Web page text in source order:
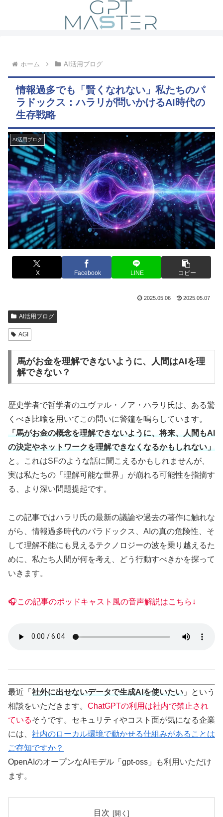
ホーム AI活用ブログ
情報過多でも「賢くなれない」私たちのパ
ラドックス：ハラリが問いかけるAI時代の
生存戦略
AI活用ブログ
X Facebook LINE コピー
2025.05.06 2025.05.07
AI活用ブログ
AGI
馬がお金を理解できないように、人間はAIを理
解できない？
歴史学者で哲学者のユヴァル・ノア・ハラリ氏は、ある驚
くべき比喩を用いてこの問いに警鐘を鳴らしています。
「馬がお金の概念を理解できないように、将来、人間もAI
の決定やネットワークを理解できなくなるかもしれない」
と。これはSFのような話に聞こえるかもしれませんが、
実は私たちの「理解可能な世界」が崩れる可能性を指摘す
る、より深い問題提起です。
この記事ではハラリ氏の最新の議論や過去の著作に触れな
がら、情報過多時代のパラドックス、AIの真の危険性、そ
して理解不能にも見えるテクノロジーの波を乗り越えるた
めに、私たち人間が何を考え、どう行動すべきかを探って
いきます。
🎧この記事のポッドキャスト風の音声解説はこちら↓
最近「 社外に出せないデータで生成AIを使いたい 」という
相談をいただきます。 ChatGPTの利用は社内で禁止され
ているそうです。セキュリティやコスト面が気になる企業
には、 社内のローカル環境で動かせる仕組みがあることは
ご存知ですか？
OpenAIのオープンなAIモデル「gpt-oss」も利用いただけ
ます。
目次